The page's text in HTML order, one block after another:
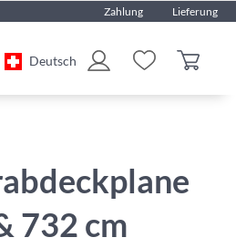
Zahlung Lieferung
Deutsch
732 cm